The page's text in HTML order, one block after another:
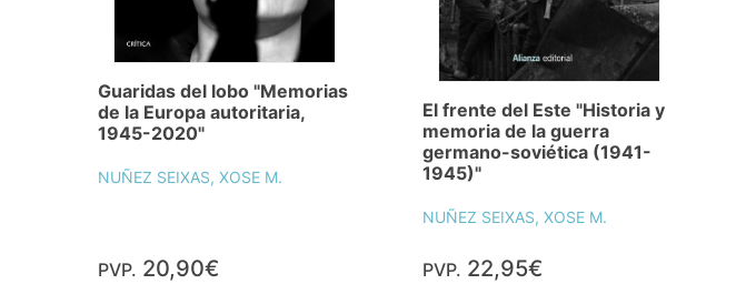
Guaridas del lobo "Memorias
de la Europa autoritaria,
1945-2020"
NUÑEZ SEIXAS, XOSE M.
PVP. 20,90€
El frente del Este "Historia y
memoria de la guerra
germano-soviética (1941-
1945)"
NUÑEZ SEIXAS, XOSE M.
PVP. 22,95€